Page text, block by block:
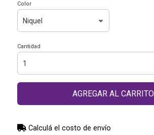
Color
Cantidad
AGREGAR AL CARRITO
Calculá el costo de envío